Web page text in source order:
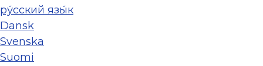
ру́сский язы́к
Dansk
Svenska
Suomi